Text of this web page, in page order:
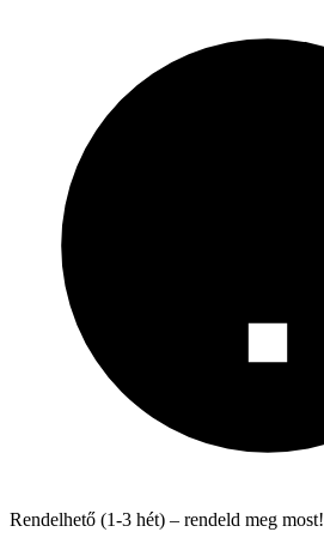
Rendelhető (1-3 hét) – rendeld meg most!